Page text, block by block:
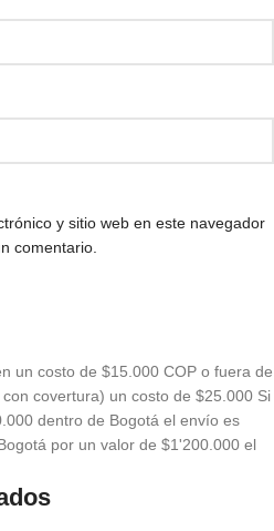
y sitio web en este navegador
comentario.
un costo de $15.000 COP o fuera de
covertura) un costo de $25.000 Si
dentro de Bogotá el envío es
por un valor de $1'200.000 el